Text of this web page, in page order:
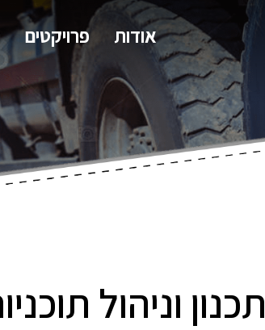
אודות פרויקטים
תכנון וניהול